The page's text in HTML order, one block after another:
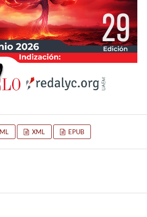
XML EPUB